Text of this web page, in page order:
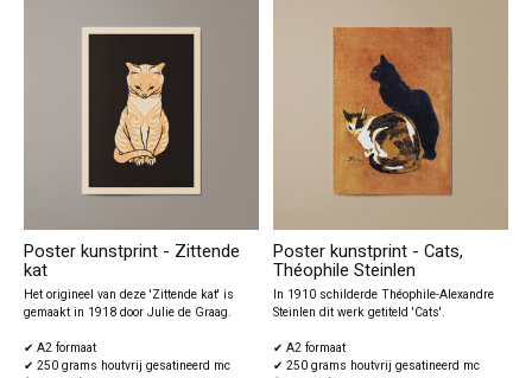
Poster kunstprint - Zittende
kat
Het origineel van deze 'Zittende kat' is
gemaakt in 1918 door Julie de Graag.
✔ A2 formaat
✔ 250 grams houtvrij gesatineerd mc
Poster kunstprint - Cats,
Théophile Steinlen
In 1910 schilderde Théophile-Alexandre
Steinlen dit werk getiteld 'Cats'.
✔ A2 formaat
✔ 250 grams houtvrij gesatineerd mc